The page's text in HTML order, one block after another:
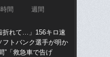
間 週間
折れて…」156キロ速
フトバンク選手が明か
”「救急車で告げ